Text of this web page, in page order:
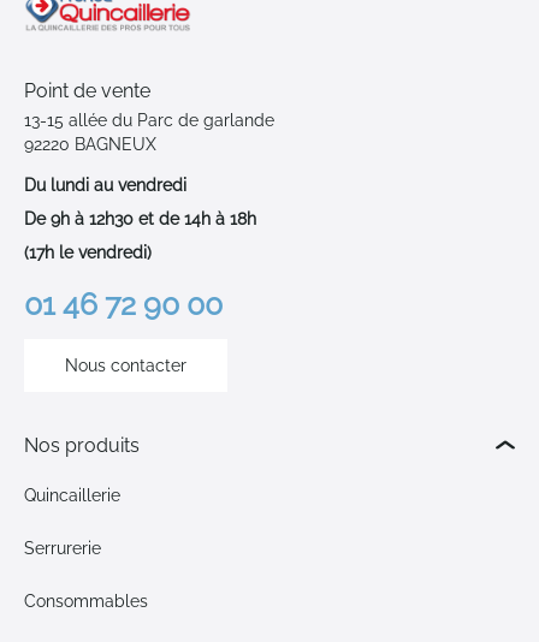
Point de vente
13-15 allée du Parc de garlande
92220 BAGNEUX
Du lundi au vendredi
De 9h à 12h30 et de 14h à 18h
(17h le vendredi)
01 46 72 90 00
Nous contacter
Nos produits
Quincaillerie
Serrurerie
Consommables